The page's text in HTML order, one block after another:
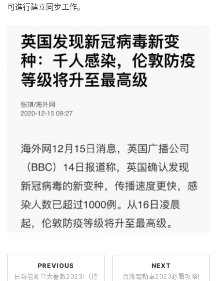
可進行建立同步工作。
PREVIOUS
日鴻能源11大著數2023!（持
NEXT
台灣電動車2023必看攻略!